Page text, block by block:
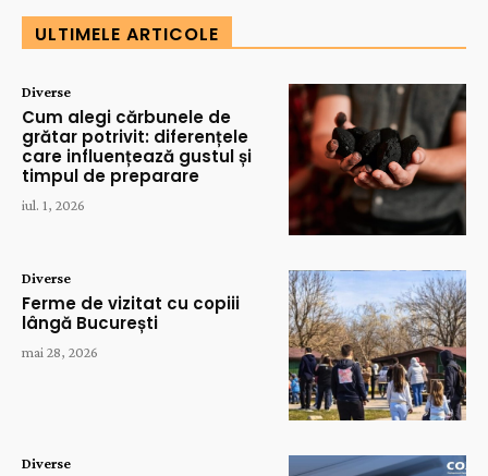
ULTIMELE ARTICOLE
Diverse
Cum alegi cărbunele de
grătar potrivit: diferențele
care influențează gustul și
timpul de preparare
iul. 1, 2026
Diverse
Ferme de vizitat cu copiii
lângă București
mai 28, 2026
Diverse